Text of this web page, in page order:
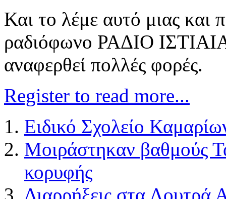
Και το λέμε αυτό μιας και
ραδιόφωνο ΡΑΔΙΟ ΙΣΤΙΑΙΑ
αναφερθεί πολλές φορές.
Register to read more...
Ειδικό Σχολείο
Μοιράστηκαν βαθμούς
κορυφής